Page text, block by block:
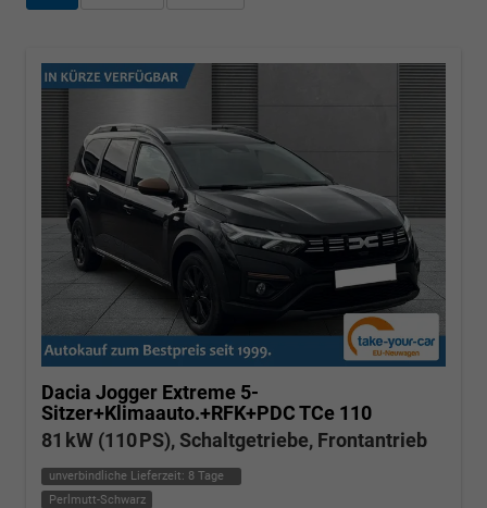
Dacia Jogger Extreme 5-
Sitzer+Klimaauto.+RFK+PDC TCe 110
81 kW (110 PS), Schaltgetriebe, Frontantrieb
unverbindliche Lieferzeit: 8 Tage
Perlmutt-Schwarz